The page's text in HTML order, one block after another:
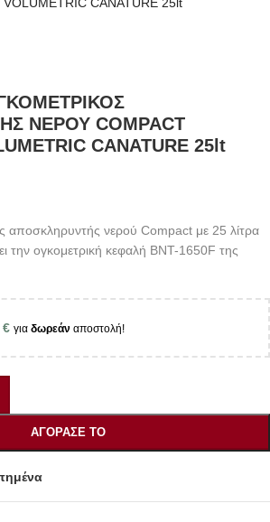
ΝΕΡΟΥ COMPACT
CANATURE 25lt
αποσκληρυντής νερού Compact με 25 λίτρα
την ογκομετρική κεφαλή BNT-1650F της
€ για δωρεάν αποστολή!
ΑΓΌΡΑΣΕ ΤΟ